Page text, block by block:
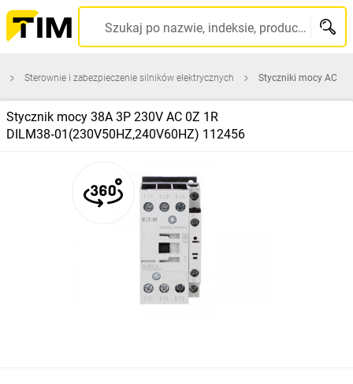
Szukaj po nazwie, indeksie, producencie, kodzie kreskowym...
Sterownie i zabezpieczenie silników elektrycznych Styczniki mocy AC
Stycznik mocy 38A 3P 230V AC 0Z 1R
DILM38‑01(230V50HZ,240V60HZ) 112456